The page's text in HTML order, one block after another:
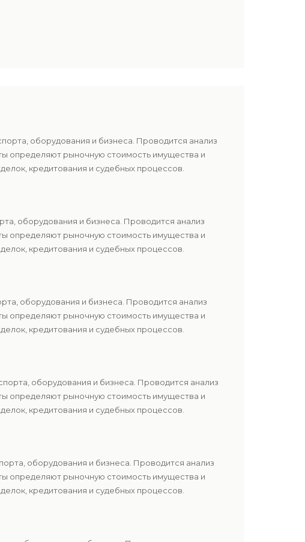
оборудования и бизнеса. Проводится анализ
определяют рыночную стоимость имущества и
кредитования и судебных процессов.
оборудования и бизнеса. Проводится анализ
определяют рыночную стоимость имущества и
кредитования и судебных процессов.
оборудования и бизнеса. Проводится анализ
определяют рыночную стоимость имущества и
кредитования и судебных процессов.
оборудования и бизнеса. Проводится анализ
определяют рыночную стоимость имущества и
кредитования и судебных процессов.
оборудования и бизнеса. Проводится анализ
определяют рыночную стоимость имущества и
кредитования и судебных процессов.